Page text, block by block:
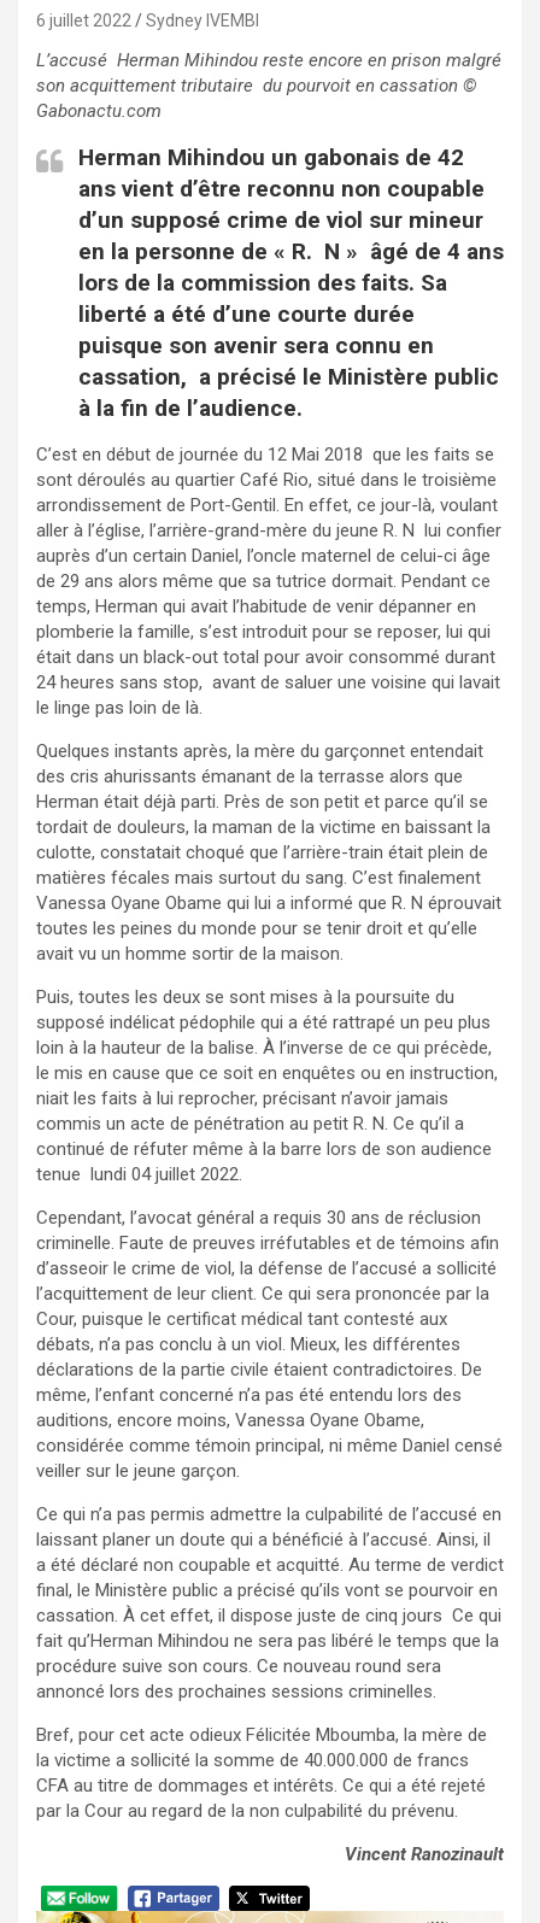
6 juillet 2022 Sydney IVEMBI
L’accusé Herman Mihindou reste encore en prison malgré
son acquittement tributaire du pourvoit en cassation ©
Gabonactu.com
Herman Mihindou un gabonais de 42
ans vient d’être reconnu non coupable
d’un supposé crime de viol sur mineur
en la personne de « R. N » âgé de 4 ans
lors de la commission des faits. Sa
liberté a été d’une courte durée
puisque son avenir sera connu en
cassation, a précisé le Ministère public
à la fin de l’audience.
C’est en début de journée du 12 Mai 2018 que les faits se
sont déroulés au quartier Café Rio, situé dans le troisième
arrondissement de Port-Gentil. En effet, ce jour-là, voulant
aller à l’église, l’arrière-grand-mère du jeune R. N lui confier
auprès d’un certain Daniel, l’oncle maternel de celui-ci âge
de 29 ans alors même que sa tutrice dormait. Pendant ce
temps, Herman qui avait l’habitude de venir dépanner en
plomberie la famille, s’est introduit pour se reposer, lui qui
était dans un black-out total pour avoir consommé durant
24 heures sans stop, avant de saluer une voisine qui lavait
le linge pas loin de là.
Quelques instants après, la mère du garçonnet entendait
des cris ahurissants émanant de la terrasse alors que
Herman était déjà parti. Près de son petit et parce qu’il se
tordait de douleurs, la maman de la victime en baissant la
culotte, constatait choqué que l’arrière-train était plein de
matières fécales mais surtout du sang. C’est finalement
Vanessa Oyane Obame qui lui a informé que R. N éprouvait
toutes les peines du monde pour se tenir droit et qu’elle
avait vu un homme sortir de la maison.
Puis, toutes les deux se sont mises à la poursuite du
supposé indélicat pédophile qui a été rattrapé un peu plus
loin à la hauteur de la balise. À l’inverse de ce qui précède,
le mis en cause que ce soit en enquêtes ou en instruction,
niait les faits à lui reprocher, précisant n’avoir jamais
commis un acte de pénétration au petit R. N. Ce qu’il a
continué de réfuter même à la barre lors de son audience
tenue lundi 04 juillet 2022.
Cependant, l’avocat général a requis 30 ans de réclusion
criminelle. Faute de preuves irréfutables et de témoins afin
d’asseoir le crime de viol, la défense de l’accusé a sollicité
l’acquittement de leur client. Ce qui sera prononcée par la
Cour, puisque le certificat médical tant contesté aux
débats, n’a pas conclu à un viol. Mieux, les différentes
déclarations de la partie civile étaient contradictoires. De
même, l’enfant concerné n’a pas été entendu lors des
auditions, encore moins, Vanessa Oyane Obame,
considérée comme témoin principal, ni même Daniel censé
veiller sur le jeune garçon.
Ce qui n’a pas permis admettre la culpabilité de l’accusé en
laissant planer un doute qui a bénéficié à l’accusé. Ainsi, il
a été déclaré non coupable et acquitté. Au terme de verdict
final, le Ministère public a précisé qu’ils vont se pourvoir en
cassation. À cet effet, il dispose juste de cinq jours Ce qui
fait qu’Herman Mihindou ne sera pas libéré le temps que la
procédure suive son cours. Ce nouveau round sera
annoncé lors des prochaines sessions criminelles.
Bref, pour cet acte odieux Félicitée Mboumba, la mère de
la victime a sollicité la somme de 40.000.000 de francs
CFA au titre de dommages et intérêts. Ce qui a été rejeté
par la Cour au regard de la non culpabilité du prévenu.
Vincent Ranozinault